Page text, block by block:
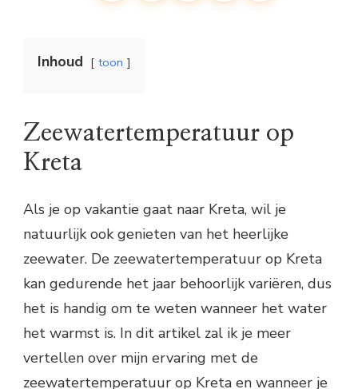
Inhoud toon
Zeewatertemperatuur op
Kreta
Als je op vakantie gaat naar Kreta, wil je
natuurlijk ook genieten van het heerlijke
zeewater. De zeewatertemperatuur op Kreta
kan gedurende het jaar behoorlijk variëren, dus
het is handig om te weten wanneer het water
het warmst is. In dit artikel zal ik je meer
vertellen over mijn ervaring met de
zeewatertemperatuur op Kreta en wanneer je